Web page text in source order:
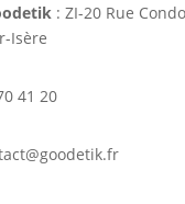
: ZI-20 Rue
Isère
41 20